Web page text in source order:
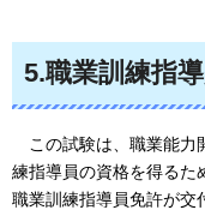
5.職業訓練指
この試験は、職業能力
練指導員の資格を得るた
職業訓練指導員免許が交